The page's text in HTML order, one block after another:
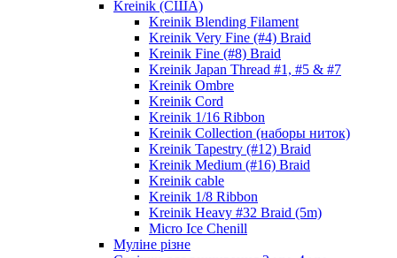
Kreinik (США)
Kreinik Blending Filament
Kreinik Very Fine (#4) Braid
Kreinik Fine (#8) Braid
Kreinik Japan Thread #1, #5 & #7
Kreinik Ombre
Kreinik Cord
Kreinik 1/16 Ribbon
Kreinik Collection (наборы ниток)
Kreinik Tapestry (#12) Braid
Kreinik Medium (#16) Braid
Kreinik cable
Kreinik 1/8 Ribbon
Kreinik Heavy #32 Braid (5m)
Micro Ice Chenill
Муліне різне